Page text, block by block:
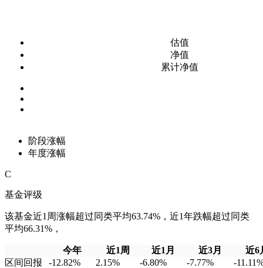
估值
净值
累计净值
阶段涨幅
年度涨幅
C
基金评级
该基金近1周涨幅超过同类平均63.74%，近1年跌幅超过同类
平均66.31%，
今年 近1周 近1月 近3月
近6
区间回报
-12.82% 2.15% -6.80% -7.77%
-